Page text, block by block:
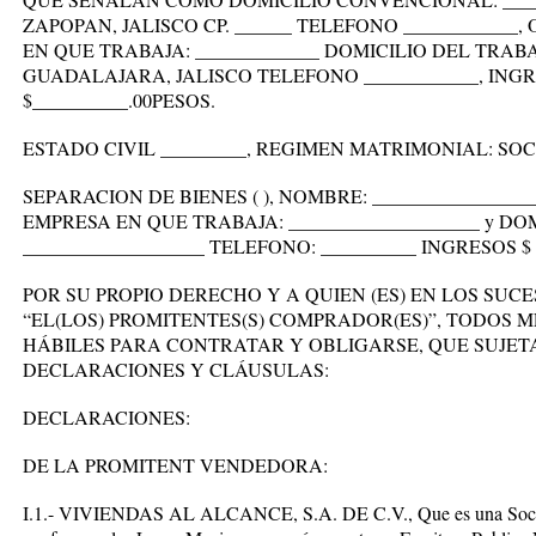
ZAPOPAN, JALISCO CP. ______ TELEFONO ____________,
EN QUE TRABAJA: _____________ DOMICILIO DEL
GUADALAJARA, JALISCO TELEFONO ____________,
$__________.00PESOS.
ESTADO CIVIL _________, REGIMEN MATRIMONIAL:
SEPARACION DE BIENES ( ), NOMBRE:
EMPRESA EN QUE TRABAJA: ____________________ y
___________________ TELEFONO: __________ INGRESOS
POR SU PROPIO DERECHO Y A QUIEN (ES) EN LOS
“EL(LOS) PROMITENTES(S) COMPRADOR(ES)”, TODOS
HÁBILES PARA CONTRATAR Y OBLIGARSE, QUE
DECLARACIONES Y CLÁUSULAS:
DECLARACIONES:
DE LA PROMITENT VENDEDORA:
I.1.- VIVIENDAS AL ALCANCE, S.A. DE C.V., Que es una